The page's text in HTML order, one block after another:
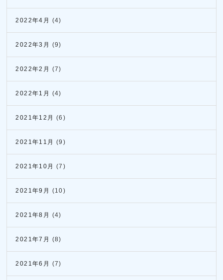
2022年4月 (4)
2022年3月 (9)
2022年2月 (7)
2022年1月 (4)
2021年12月 (6)
2021年11月 (9)
2021年10月 (7)
2021年9月 (10)
2021年8月 (4)
2021年7月 (8)
2021年6月 (7)